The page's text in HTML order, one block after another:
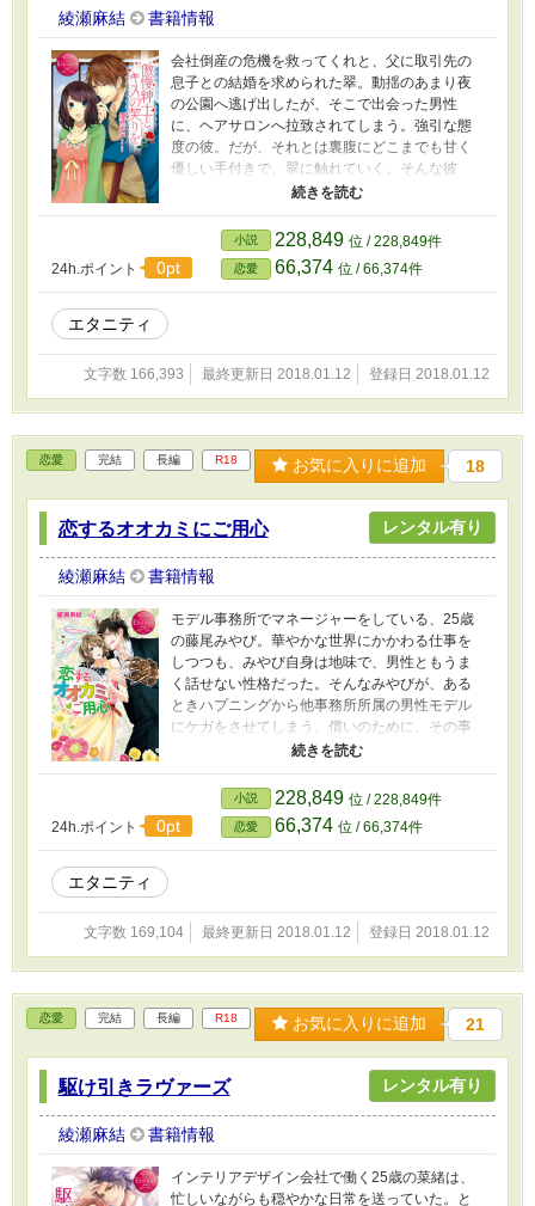
綾瀬麻結 書籍情報
会社倒産の危機を救ってくれと、父に取引先の
息子との結婚を求められた翠。動揺のあまり夜
の公園へ逃げ出したが、そこで出会った男性
に、ヘアサロンへ拉致されてしまう。強引な態
度の彼。だが、それとは裏腹にどこまでも甘く
優しい手付きで、翠に触れていく。そんな彼
に、翠はいつしか心を絡めとられていた。だが
い身。翠は、彼への想いを無理やり心の奥底に
封印する。が、後日、翠の前に現れた二人の夫
候補のうちの一人が、なんと……!? 俺様な彼と
の、ドラマティック・ラブストーリー！
24h.ポイント 0pt
小説 228,849 位 / 228,849件
恋愛 66,374 位 / 66,374件
エタニティ
文字数 166,393 最終更新日 2018.01.12 登録日 2018.01.12
恋愛 完結 長編 R18 お気に入りに追加 18
恋するオオカミにご用心 レンタル有り
綾瀬麻結 書籍情報
モデル事務所でマネージャーをしている、25歳
の藤尾みやび。華やかな世界にかかわる仕事を
しつつも、みやび自身は地味で、男性ともうま
く話せない性格だった。そんなみやびが、ある
ときハプニングから他事務所所属の男性モデル
にケガをさせてしまう。償いのために、その事
務所社長の大賀見に「なんでもします」と申し
演じるよう迫ってきて……。純情うさぎが、オ
オカミの罠に飛び込んだ!? 捕食系（!?）ラブス
トーリー！
24h.ポイント 0pt
小説 228,849 位 / 228,849件
恋愛 66,374 位 / 66,374件
エタニティ
文字数 169,104 最終更新日 2018.01.12 登録日 2018.01.12
恋愛 完結 長編 R18 お気に入りに追加 21
駆け引きラヴァーズ レンタル有り
綾瀬麻結 書籍情報
インテリアデザイン会社で働く25歳の菜緒は、
忙しいながらも穏やかな日常を送っていた。と